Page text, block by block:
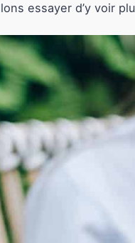
essayer d’y voir